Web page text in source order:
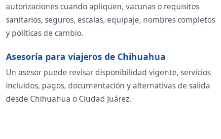
autorizaciones cuando apliquen, vacunas o requisitos
sanitarios, seguros, escalas, equipaje, nombres completos
y políticas de cambio.
Asesoría para viajeros de Chihuahua
Un asesor puede revisar disponibilidad vigente, servicios
incluidos, pagos, documentación y alternativas de salida
desde Chihuahua o Ciudad Juárez.